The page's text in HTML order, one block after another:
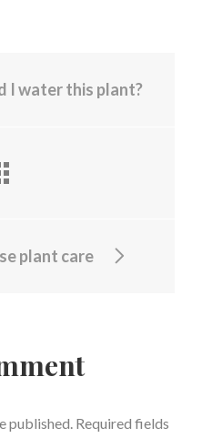
I water this plant?
plant care
published. Required fields